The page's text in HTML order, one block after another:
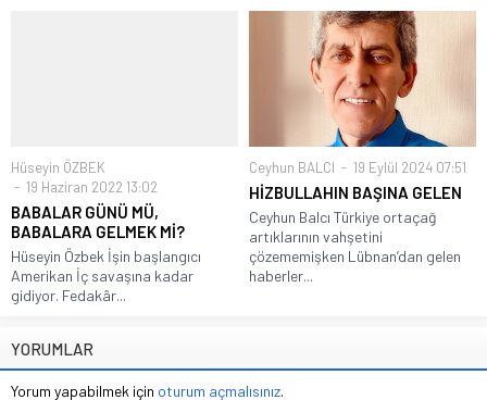
Hüseyin ÖZBEK
19 Haziran 2022 13:02
BABALAR GÜNÜ MÜ,
BABALARA GELMEK Mİ?
Hüseyin Özbek İşin başlangıcı
Amerikan İç savaşına kadar
gidiyor. Fedakâr...
Ceyhun BALCI 19 Eylül 2024 07:51
HİZBULLAHIN BAŞINA GELEN
Ceyhun Balcı Türkiye ortaçağ
artıklarının vahşetini
çözememişken Lübnan’dan gelen
haberler...
YORUMLAR
Yorum yapabilmek için oturum açmalısınız.